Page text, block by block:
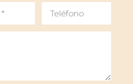
Teléfono